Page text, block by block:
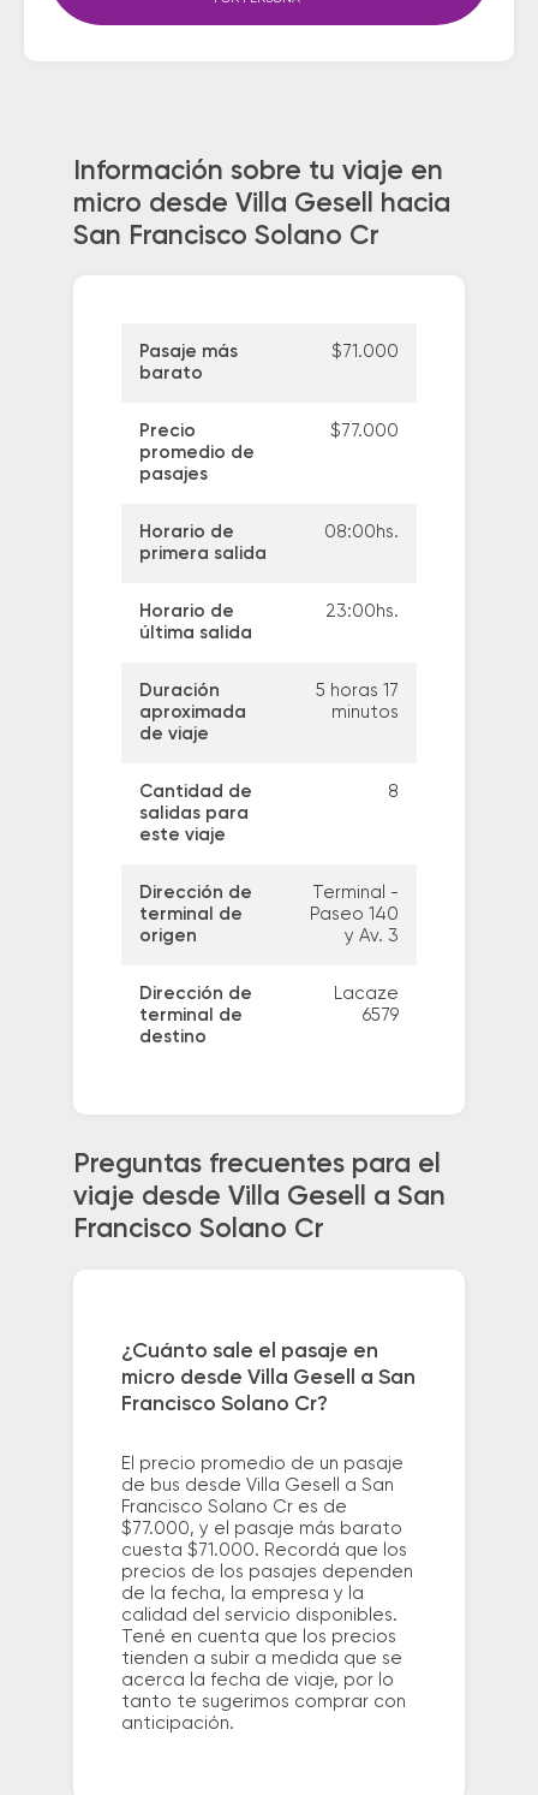
Información sobre tu viaje en
micro desde Villa Gesell hacia
San Francisco Solano Cr
Pasaje más
barato
$71.000
Precio
promedio de
pasajes
$77.000
Horario de
primera salida
08:00hs.
Horario de
última salida
23:00hs.
Duración
aproximada
de viaje
5 horas 17
minutos
Cantidad de
salidas para
este viaje
8
Dirección de
terminal de
origen
Terminal -
Paseo 140
y Av. 3
Dirección de
terminal de
destino
Lacaze
6579
Preguntas frecuentes para el
viaje desde Villa Gesell a San
Francisco Solano Cr
¿Cuánto sale el pasaje en
micro desde Villa Gesell a San
Francisco Solano Cr?
El precio promedio de un pasaje
de bus desde Villa Gesell a San
Francisco Solano Cr es de
$77.000, y el pasaje más barato
cuesta $71.000. Recordá que los
precios de los pasajes dependen
de la fecha, la empresa y la
calidad del servicio disponibles.
Tené en cuenta que los precios
tienden a subir a medida que se
acerca la fecha de viaje, por lo
tanto te sugerimos comprar con
anticipación.